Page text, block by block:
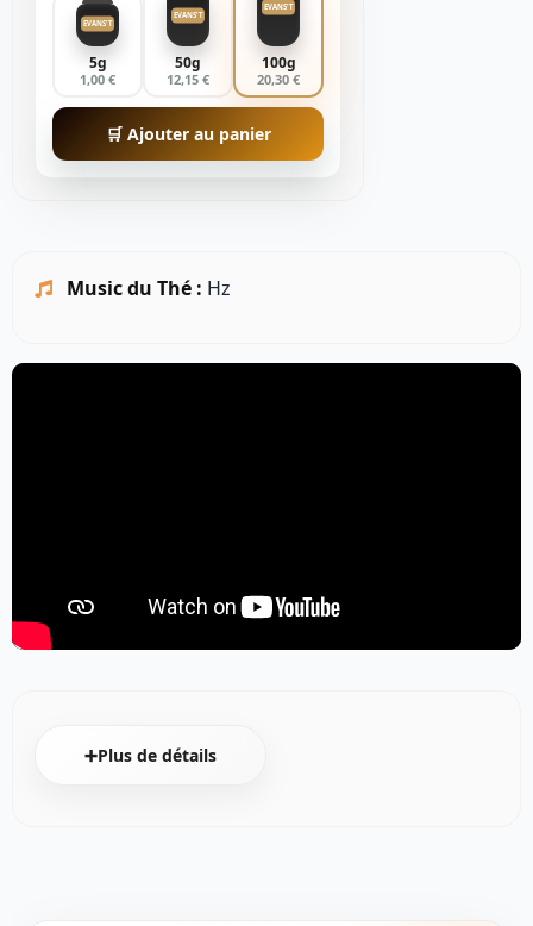
EVANS'T
5g
1,00 €
EVANS'T
50g
12,15 €
EVANS'T
100g
20,30 €
🛒 Ajouter au panier
Music du Thé : Hz
➕Plus de détails